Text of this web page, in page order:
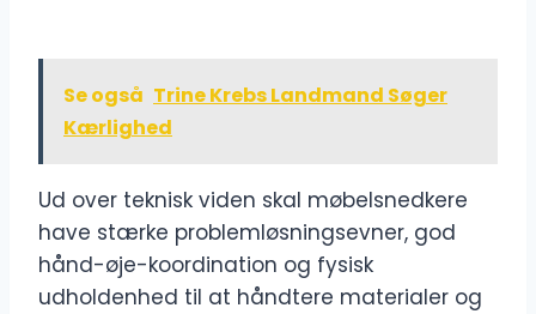
Se også Trine Krebs Landmand Søger
Kærlighed
Ud over teknisk viden skal møbelsnedkere
have stærke problemløsningsevner, god
hånd-øje-koordination og fysisk
udholdenhed til at håndtere materialer og